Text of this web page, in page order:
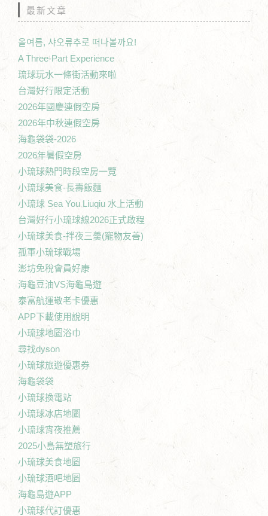
最新文章
올여름, 샤오류추로 떠나볼까요!
A Three-Part Experience
琉球玩水一條街活動來啦
台灣好行限定活動
2026年國慶連假空房
2026年中秋連假空房
海龜袋袋-2026
2026年暑假空房
小琉球熱門時段空房一覽
小琉球美食-長壽飯麵
小琉球 Sea You Liuqiu 水上活動
台灣好行小琉球線2026正式啟程
小琉球美食-拌夜三羹(寵物友善)
孤軍小琉球戰場
澎坊免稅會員好康
海龜豆油VS海龜島遊
泰富航運敬老卡優惠
APP下載使用說明
小琉球地圖浴巾
尋找dyson
小琉球旅遊優惠券
海龜袋袋
小琉球換電站
小琉球冰店地圖
小琉球宵夜推薦
2025小島無塑旅行
小琉球美食地圖
小琉球酒吧地圖
海龜島遊APP
小琉球代訂優惠